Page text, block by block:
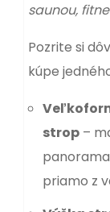
saunou,
Pozrite si
kúpe
strop–
priamo z